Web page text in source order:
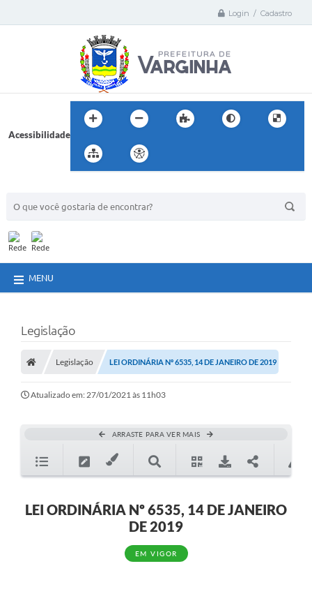
Login / Cadastro
Acessibilidade
MENU
Legislação
Legislação LEI ORDINÁRIA Nº 6535, 14 DE JANEIRO DE 2019
Atualizado em: 27/01/2021 às 11h03
ARRASTE PARA VER MAIS
LEI ORDINÁRIA Nº 6535, 14 DE JANEIRO
DE 2019
EM VIGOR